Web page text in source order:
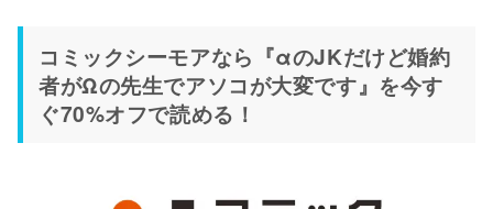
コミックシーモアなら『αのJKだけど婚約
者がΩの先生でアソコが大変です』を今す
ぐ70%オフで読める！